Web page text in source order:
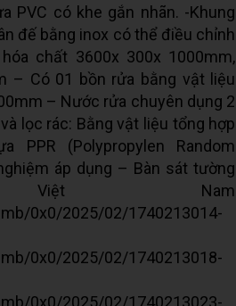
PVC có khe gắn nhãn. -Khung
đế bằng inox có thể điều chỉnh
chất 3600x 300x 1000mm,
– Có 01 bồn rửa bằng vật liệu
– Nước rửa chuyên dụng 2
lọc rác: Bằng vật liệu tổng hợp
PPR (Polypropylen Random
áp dụng – Bàn sát tường
Nam
0x0/2025/02/1740213014-
0x0/2025/02/1740213018-
0x0/2025/02/1740213023-